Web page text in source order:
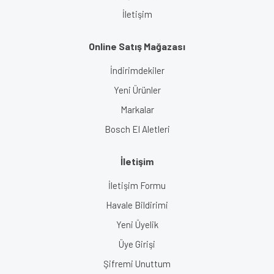
İletişim
Online Satış Mağazası
İndirimdekiler
Yeni Ürünler
Markalar
Bosch El Aletleri
İletişim
İletişim Formu
Havale Bildirimi
Yeni Üyelik
Üye Girişi
Şifremi Unuttum